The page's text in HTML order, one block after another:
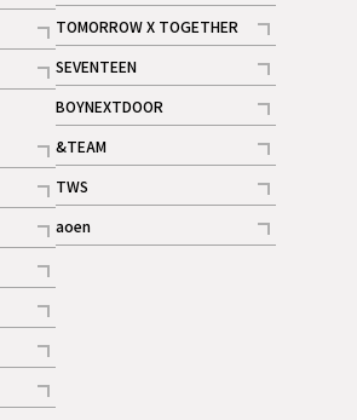
記事
TOMORROW X TOGETHER
記事
ギャラリー
SEVENTEEN
記事
BOYNEXTDOOR
記事
&TEAM
記事
TWS
記事
aoen
記事